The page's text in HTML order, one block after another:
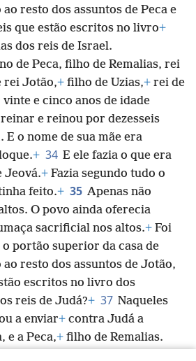
ao resto dos assuntos de Peca e
que estão escritos no livro+
dos reis de Israel.
de Peca, filho de Remalias, rei
rei Jotão,+ filho de Uzias,+ rei de
vinte e cinco anos de idade
e reinou por dezesseis
E o nome de sua mãe era
+ 34 E ele fazia o que era
Jeová.+ Fazia segundo tudo o
feito.+ 35 Apenas não
O povo ainda oferecia
sacrificial nos altos.+ Foi
portão superior da casa de
ao resto dos assuntos de Jotão,
escritos no livro dos
reis de Judá?+ 37 Naqueles
a enviar+ contra Judá a
e a Peca,+ filho de Remalias.